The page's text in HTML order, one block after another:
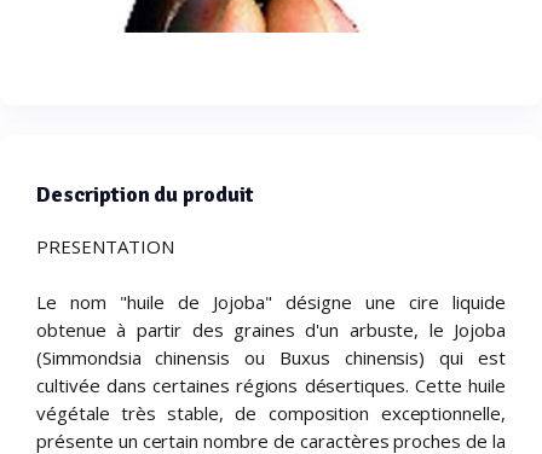
Description du produit
PRESENTATION
Le nom "huile de Jojoba" désigne une cire liquide
obtenue à partir des graines d'un arbuste, le Jojoba
(Simmondsia chinensis ou Buxus chinensis) qui est
cultivée dans certaines régions désertiques. Cette huile
végétale très stable, de composition exceptionnelle,
présente un certain nombre de caractères proches de la